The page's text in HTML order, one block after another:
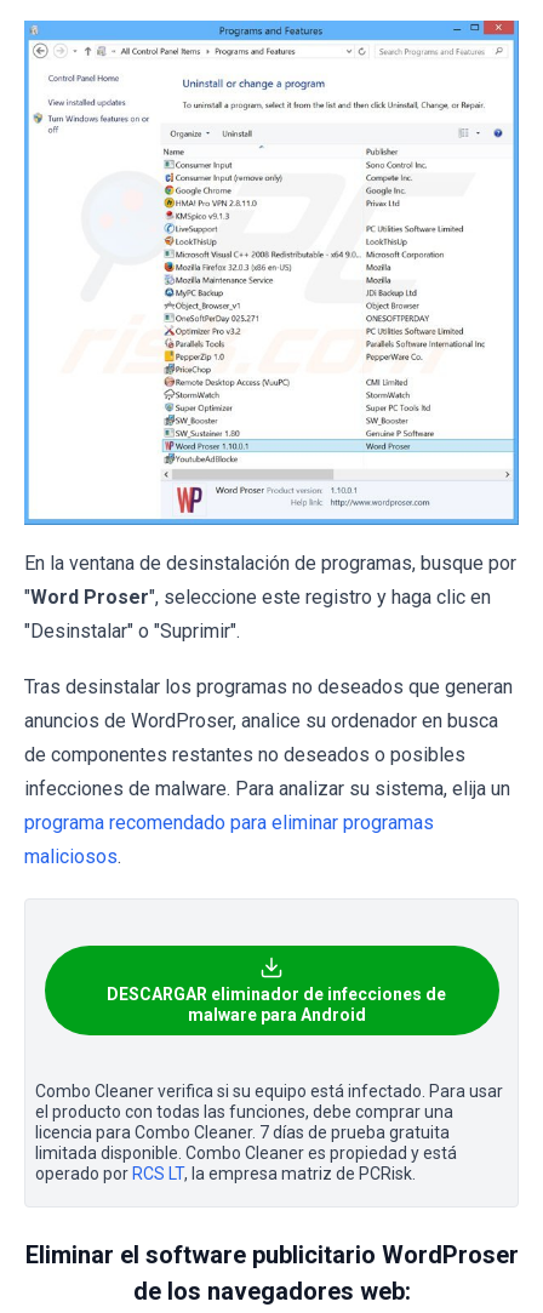
En la ventana de desinstalación de programas, busque por
"Word Proser", seleccione este registro y haga clic en
"Desinstalar" o "Suprimir".
Tras desinstalar los programas no deseados que generan
anuncios de WordProser, analice su ordenador en busca
de componentes restantes no deseados o posibles
infecciones de malware. Para analizar su sistema, elija un
programa recomendado para eliminar programas
maliciosos.
DESCARGAR eliminador de infecciones de
malware para Android
Combo Cleaner verifica si su equipo está infectado. Para usar
el producto con todas las funciones, debe comprar una
licencia para Combo Cleaner. 7 días de prueba gratuita
limitada disponible. Combo Cleaner es propiedad y está
operado por RCS LT, la empresa matriz de PCRisk.
Eliminar el software publicitario WordProser
de los navegadores web: